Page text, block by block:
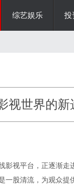
综艺娱乐 投
视世界的新
影视平台，正逐渐
一股清流，为观众